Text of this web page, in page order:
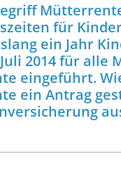
für
ein Jahr
2014 für
eingeführt.
ein Antrag